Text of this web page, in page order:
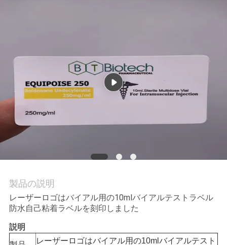
管
私
達
連
絡
し
な
製品の説明
レーザーロゴはバイアル用の10mlバイアルテストラベル
防水自己粘着ラベルを刻印しました
説明
レーザーロゴはバイアル用の10mlバイアルテスト